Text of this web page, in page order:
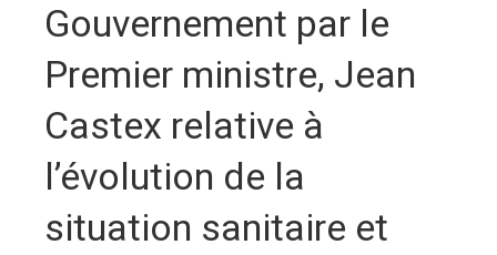
Gouvernement par le
Premier ministre, Jean
Castex relative à
l’évolution de la
situation sanitaire et